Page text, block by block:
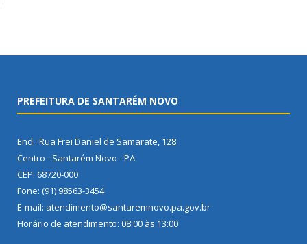
PREFEITURA DE SANTARÉM NOVO
End.: Rua Frei Daniel de Samarate, 128
Centro - Santarém Novo - PA
CEP: 68720-000
Fone: (91) 98563-3454
E-mail: atendimento@santaremnovo.pa.gov.br
Horário de atendimento: 08:00 às 13:00